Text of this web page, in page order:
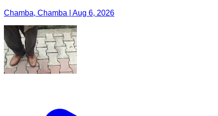
Chamba, Chamba | Aug 6, 2026